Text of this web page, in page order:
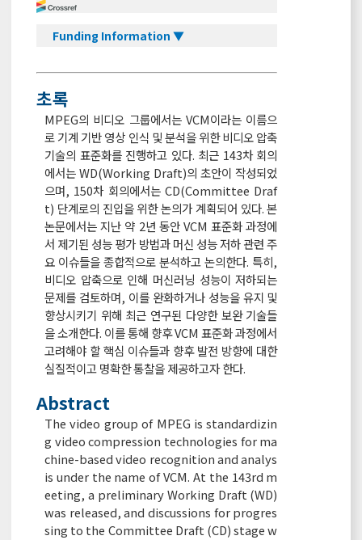
Funding Information ▼
초록
MPEG의 비디오 그룹에서는 VCM이라는 이름으
로 기계 기반 영상 인식 및 분석을 위한 비디오 압축
기술의 표준화를 진행하고 있다. 최근 143차 회의
에서는 WD(Working Draft)의 초안이 작성되었
으며, 150차 회의에서는 CD(Committee Draf
t) 단계로의 진입을 위한 논의가 계획되어 있다. 본
논문에서는 지난 약 2년 동안 VCM 표준화 과정에
서 제기된 성능 평가 방법과 머신 성능 저하 관련 주
요 이슈들을 종합적으로 분석하고 논의한다. 특히,
비디오 압축으로 인해 머신러닝 성능이 저하되는
문제를 검토하며, 이를 완화하거나 성능을 유지 및
향상시키기 위해 최근 연구된 다양한 보완 기술들
을 소개한다. 이를 통해 향후 VCM 표준화 과정에서
고려해야 할 핵심 이슈들과 향후 발전 방향에 대한
실질적이고 명확한 통찰을 제공하고자 한다.
Abstract
The video group of MPEG is standardizin
g video compression technologies for ma
chine-based video recognition and analys
is under the name of VCM. At the 143rd m
eeting, a preliminary Working Draft (WD)
was released, and discussions for progres
sing to the Committee Draft (CD) stage w